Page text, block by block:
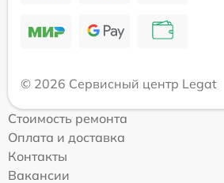
© 2026 Сервисный центр Legat
Стоимость ремонта
Оплата и доставка
Контакты
Вакансии